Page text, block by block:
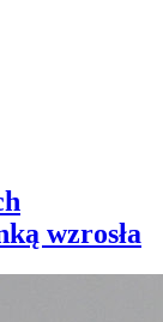
wzrosła